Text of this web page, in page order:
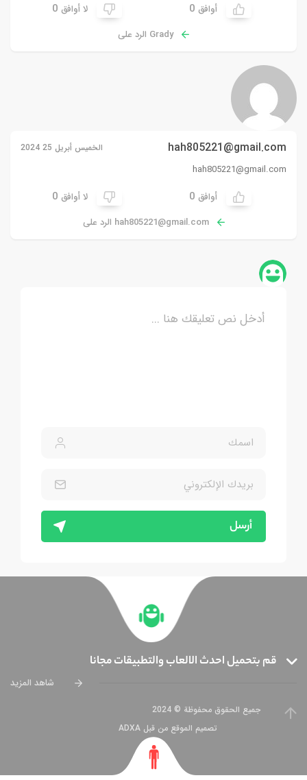
أوافق 0 لا أوافق 0
Grady الرد على
hah805221@gmail.com الخميس أبريل 25 2024
hah805221@gmail.com
أوافق 0 لا أوافق 0
hah805221@gmail.com الرد على
أرسل
قم بتحميل احدث الالعاب والتطبيقات مجانا
شاهد المزيد
جميع الحقوق محفوظة © 2024
تصميم الموقع من قبل ADXA